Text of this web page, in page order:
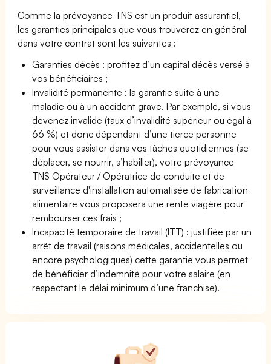
Comme la prévoyance TNS est un produit assurantiel,
les garanties principales que vous trouverez en général
dans votre contrat sont les suivantes :
Garanties décès : profitez d’un capital décès versé à
vos bénéficiaires ;
Invalidité permanente : la garantie suite à une
maladie ou à un accident grave. Par exemple, si vous
devenez invalide (taux d’invalidité supérieur ou égal à
66 %) et donc dépendant d’une tierce personne
pour vous assister dans vos tâches quotidiennes (se
déplacer, se nourrir, s’habiller), votre prévoyance
TNS Opérateur / Opératrice de conduite et de
surveillance d'installation automatisée de fabrication
alimentaire vous proposera une rente viagère pour
rembourser ces frais ;
Incapacité temporaire de travail (ITT) : justifiée par un
arrêt de travail (raisons médicales, accidentelles ou
encore psychologiques) cette garantie vous permet
de bénéficier d’indemnité pour votre salaire (en
respectant le délai minimum d’une franchise).